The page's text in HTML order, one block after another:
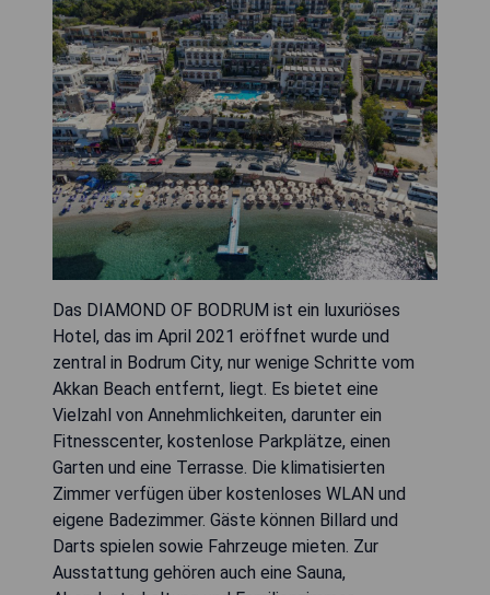
Das DIAMOND OF BODRUM ist ein luxuriöses
Hotel, das im April 2021 eröffnet wurde und
zentral in Bodrum City, nur wenige Schritte vom
Akkan Beach entfernt, liegt. Es bietet eine
Vielzahl von Annehmlichkeiten, darunter ein
Fitnesscenter, kostenlose Parkplätze, einen
Garten und eine Terrasse. Die klimatisierten
Zimmer verfügen über kostenloses WLAN und
eigene Badezimmer. Gäste können Billard und
Darts spielen sowie Fahrzeuge mieten. Zur
Ausstattung gehören auch eine Sauna,